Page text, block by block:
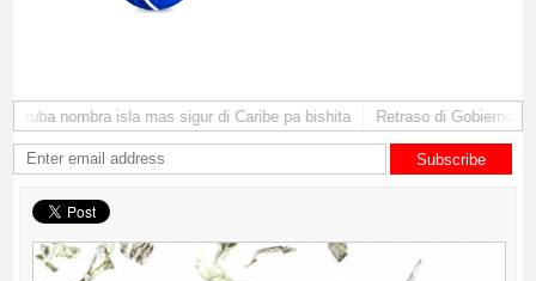
Aruba nombra isla mas sigur di Caribe pa bishita Retraso di Gobierno ta
Subscribe